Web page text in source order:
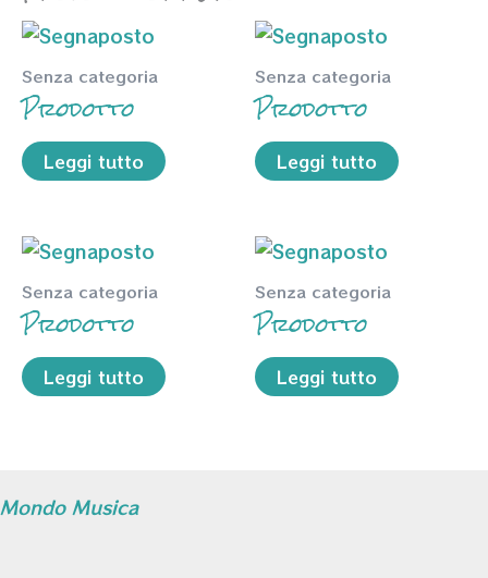
Senza categoria
Prodotto
Leggi tutto
Senza categoria
Prodotto
Leggi tutto
Senza categoria
Prodotto
Leggi tutto
Senza categoria
Prodotto
Leggi tutto
Mondo Musica